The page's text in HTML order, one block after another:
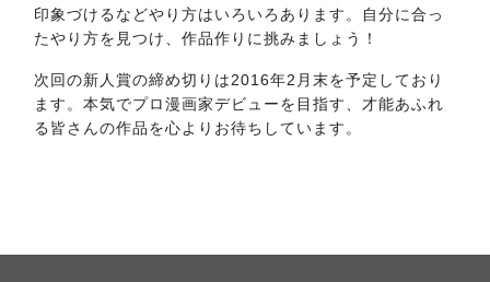
印象づけるなどやり方はいろいろあります。自分に合っ
たやり方を見つけ、作品作りに挑みましょう！
次回の新人賞の締め切りは2016年2月末を予定しており
ます。本気でプロ漫画家デビューを目指す、才能あふれ
る皆さんの作品を心よりお待ちしています。